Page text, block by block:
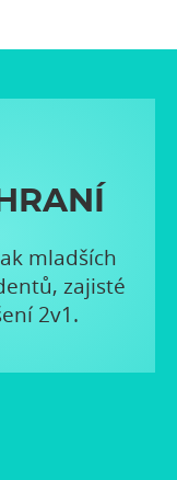
mladších
zajisté
2v1.